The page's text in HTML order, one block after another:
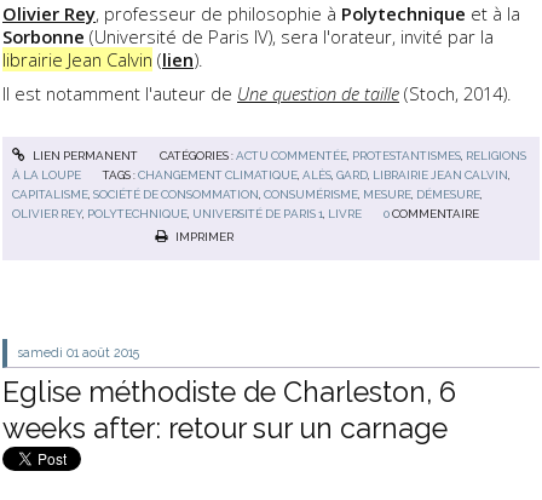
Olivier Rey, professeur de philosophie à Polytechnique et à la
Sorbonne (Université de Paris IV), sera l'orateur, invité par la
librairie Jean Calvin (lien).
Il est notamment l'auteur de Une question de taille (Stoch, 2014).
LIEN PERMANENT CATÉGORIES :ACTU COMMENTÉE, PROTESTANTISMES, RELIGIONS
À LA LOUPE
TAGS :CHANGEMENT CLIMATIQUE ,ALÈS ,GARD LIBRAIRIE JEAN CALVIN
CAPITALISME ,SOCIÉTÉ DE CONSOMMATION ,CONSUMÉRISME MESURE DÉMESURE
OLIVIER REY, POLYTECHNIQUE UNIVERSITÉ DE PARIS 1 LIVRE 0 COMMENTAIRE
IMPRIMER
samedi 01 août 2015
Eglise méthodiste de Charleston, 6
weeks after: retour sur un carnage